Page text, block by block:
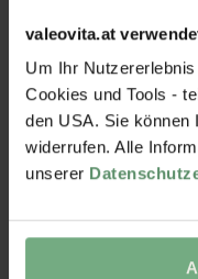
valeovita.at
Um Ihr
Cookies und Tools -
den USA. Sie können
widerrufen. Alle
unserer
Nattokinase
€ 21,80